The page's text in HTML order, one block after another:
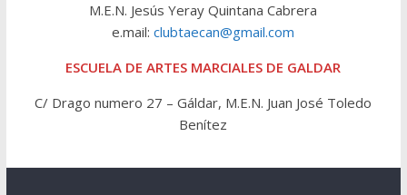
M.E.N. Jesús Yeray Quintana Cabrera
e.mail:clubtaecan@gmail.com
ESCUELA DE ARTES MARCIALES DE GALDAR
C/ Drago numero 27 – Gáldar, M.E.N. Juan José Toledo
Benítez